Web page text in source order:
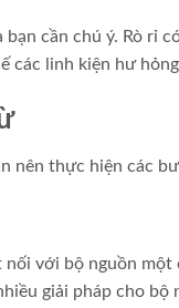
cần chú ý. Rò rỉ
các linh kiện hư
nên thực hiện các
với bộ nguồn
giải pháp cho bộ